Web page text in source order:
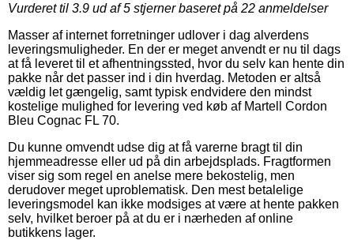
Vurderet til 3.9 ud af 5 stjerner baseret på 22 anmeldelser
Masser af internet forretninger udlover i dag alverdens
leveringsmuligheder. En der er meget anvendt er nu til dags
at få leveret til et afhentningssted, hvor du selv kan hente din
pakke når det passer ind i din hverdag. Metoden er altså
vældig let gængelig, samt typisk endvidere den mindst
kostelige mulighed for levering ved køb af Martell Cordon
Bleu Cognac FL 70.
Du kunne omvendt udse dig at få varerne bragt til din
hjemmeadresse eller ud på din arbejdsplads. Fragtformen
viser sig som regel en anelse mere bekostelig, men
derudover meget uproblematisk. Den mest betalelige
leveringsmodel kan ikke modsiges at være at hente pakken
selv, hvilket beroer på at du er i nærheden af online
butikkens lager.